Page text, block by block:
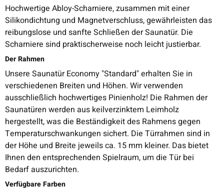
Hochwertige Abloy-Scharniere, zusammen mit einer
Silikondichtung und Magnetverschluss, gewährleisten das
reibungslose und sanfte Schließen der Saunatür. Die
Scharniere sind praktischerweise noch leicht justierbar.
Der Rahmen
Unsere Saunatür Economy "Standard" erhalten Sie in
verschiedenen Breiten und Höhen. Wir verwenden
ausschließlich hochwertiges Pinienholz! Die Rahmen der
Saunatüren werden aus keilverzinktem Leimholz
hergestellt, was die Beständigkeit des Rahmens gegen
Temperaturschwankungen sichert. Die Türrahmen sind in
der Höhe und Breite jeweils ca. 15 mm kleiner. Das bietet
Ihnen den entsprechenden Spielraum, um die Tür bei
Bedarf auszurichten.
Verfügbare Farben